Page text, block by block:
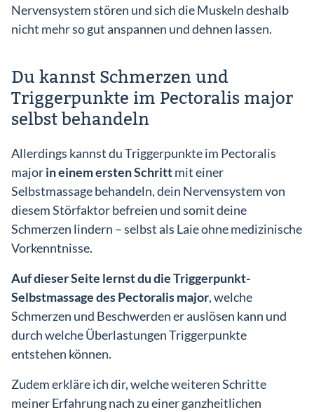
Nervensystem stören und sich die Muskeln deshalb
nicht mehr so gut anspannen und dehnen lassen.
Du kannst Schmerzen und
Triggerpunkte im Pectoralis major
selbst behandeln
Allerdings kannst du Triggerpunkte im Pectoralis
majorin einem ersten Schrittmit einer
Selbstmassage behandeln, dein Nervensystem von
diesem Störfaktor befreien und somit deine
Schmerzen lindern – selbst als Laie ohne medizinische
Vorkenntnisse.
Auf dieser Seite lernst du die Triggerpunkt-
Selbstmassage des Pectoralis major, welche
Schmerzen und Beschwerden er auslösen kann und
durch welche Überlastungen Triggerpunkte
entstehen können.
Zudem erkläre ich dir, welche weiteren Schritte
meiner Erfahrung nach zu einer ganzheitlichen